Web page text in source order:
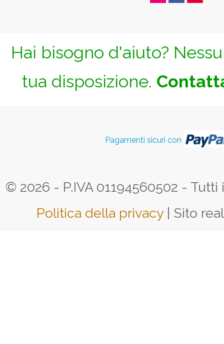
Hai bisogno d'aiuto?
tua disposizione.
Pagamenti sicuri con
© 2026 - P.IVA 01194560502 -
Politica della privacy | Sito